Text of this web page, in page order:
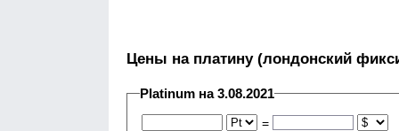
Цены на платину (лондонский
Platinum на 3.08.2021
=